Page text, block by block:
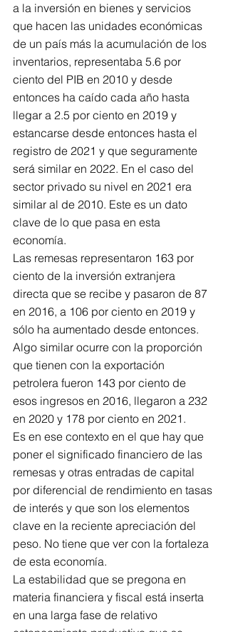
a la inversión en bienes y servicios
que hacen las unidades económicas
de un país más la acumulación de los
inventarios, representaba 5.6 por
ciento del PIB en 2010 y desde
entonces ha caído cada año hasta
llegar a 2.5 por ciento en 2019 y
estancarse desde entonces hasta el
registro de 2021 y que seguramente
será similar en 2022. En el caso del
sector privado su nivel en 2021 era
similar al de 2010. Este es un dato
clave de lo que pasa en esta
economía.
Las remesas representaron 163 por
ciento de la inversión extranjera
directa que se recibe y pasaron de 87
en 2016, a 106 por ciento en 2019 y
sólo ha aumentado desde entonces.
Algo similar ocurre con la proporción
que tienen con la exportación
petrolera fueron 143 por ciento de
esos ingresos en 2016, llegaron a 232
en 2020 y 178 por ciento en 2021.
Es en ese contexto en el que hay que
poner el significado financiero de las
remesas y otras entradas de capital
por diferencial de rendimiento en tasas
de interés y que son los elementos
clave en la reciente apreciación del
peso. No tiene que ver con la fortaleza
de esta economía.
La estabilidad que se pregona en
materia financiera y fiscal está inserta
en una larga fase de relativo